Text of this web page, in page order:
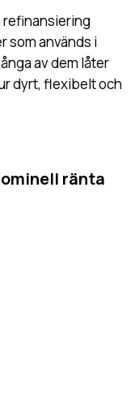
refinansiering
som används i
av dem låter
dyrt, flexibelt och
ränta